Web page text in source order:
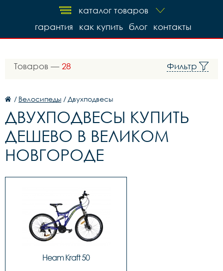
каталог товаров
контакты
блог
как купить
гарантия
Товаров — 28 Фильтр
/ Велосипеды / Двухподвесы
ДВУХПОДВЕСЫ КУПИТЬ
ДЕШЕВО В ВЕЛИКОМ
НОВГОРОДЕ
Heam Kraft 50